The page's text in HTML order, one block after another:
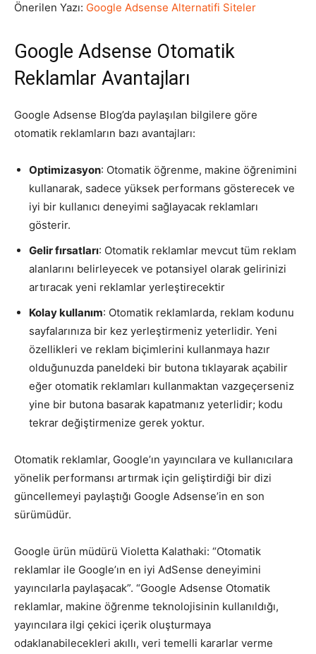
Önerilen Yazı: Google Adsense Alternatifi Siteler
Google Adsense Otomatik
Reklamlar Avantajları
Google Adsense Blog’da paylaşılan bilgilere göre
otomatik reklamların bazı avantajları:
Optimizasyon: Otomatik öğrenme, makine öğrenimini
kullanarak, sadece yüksek performans gösterecek ve
iyi bir kullanıcı deneyimi sağlayacak reklamları
gösterir.
Gelir fırsatları: Otomatik reklamlar mevcut tüm reklam
alanlarını belirleyecek ve potansiyel olarak gelirinizi
artıracak yeni reklamlar yerleştirecektir
Kolay kullanım: Otomatik reklamlarda, reklam kodunu
sayfalarınıza bir kez yerleştirmeniz yeterlidir. Yeni
özellikleri ve reklam biçimlerini kullanmaya hazır
olduğunuzda paneldeki bir butona tıklayarak açabilir
eğer otomatik reklamları kullanmaktan vazgeçerseniz
yine bir butona basarak kapatmanız yeterlidir; kodu
tekrar değiştirmenize gerek yoktur.
Otomatik reklamlar, Google’ın yayıncılara ve kullanıcılara
yönelik performansı artırmak için geliştirdiği bir dizi
güncellemeyi paylaştığı Google Adsense’in en son
sürümüdür.
Google ürün müdürü Violetta Kalathaki: “Otomatik
reklamlar ile Google’ın en iyi AdSense deneyimini
yayıncılarla paylaşacak”. “Google Adsense Otomatik
reklamlar, makine öğrenme teknolojisinin kullanıldığı,
yayıncılara ilgi çekici içerik oluşturmaya
odaklanabilecekleri akıllı, veri temelli kararlar verme